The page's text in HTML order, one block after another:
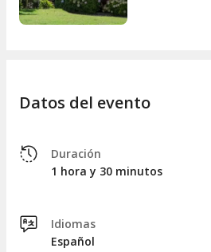
Datos del evento
Duración
1 hora y 30 minutos
Idiomas
Español